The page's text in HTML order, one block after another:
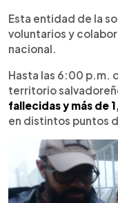
Esta entidad de la
voluntarios y
nacional.
Hasta las 6:00 p.m.
territorio
fallecidas y más de
en distintos puntos